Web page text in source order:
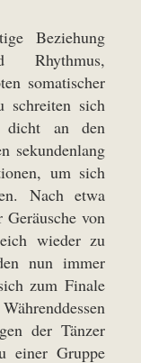
Beziehung
Rhythmus,
somatischer
schreiten sich
dicht an den
sekundenlang
um sich
Nach etwa
von
wieder zu
nun immer
zum Finale
der Tänzer
einer Gruppe